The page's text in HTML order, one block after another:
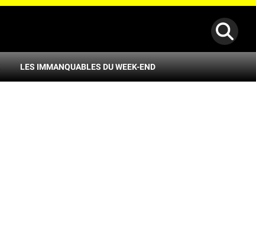
LES IMMANQUABLES DU WEEK-END